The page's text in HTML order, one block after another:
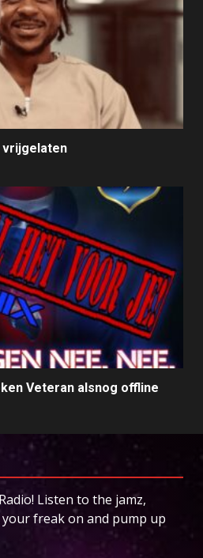
vrijgelaten
Veteran alsnog offline
Listen to the jamz,
freak on and pump up